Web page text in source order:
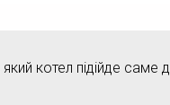
який котел підійде